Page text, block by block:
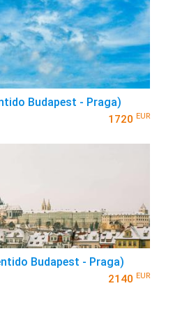
Budapest - Praga)
1720 EUR
Budapest - Praga)
2140 EUR